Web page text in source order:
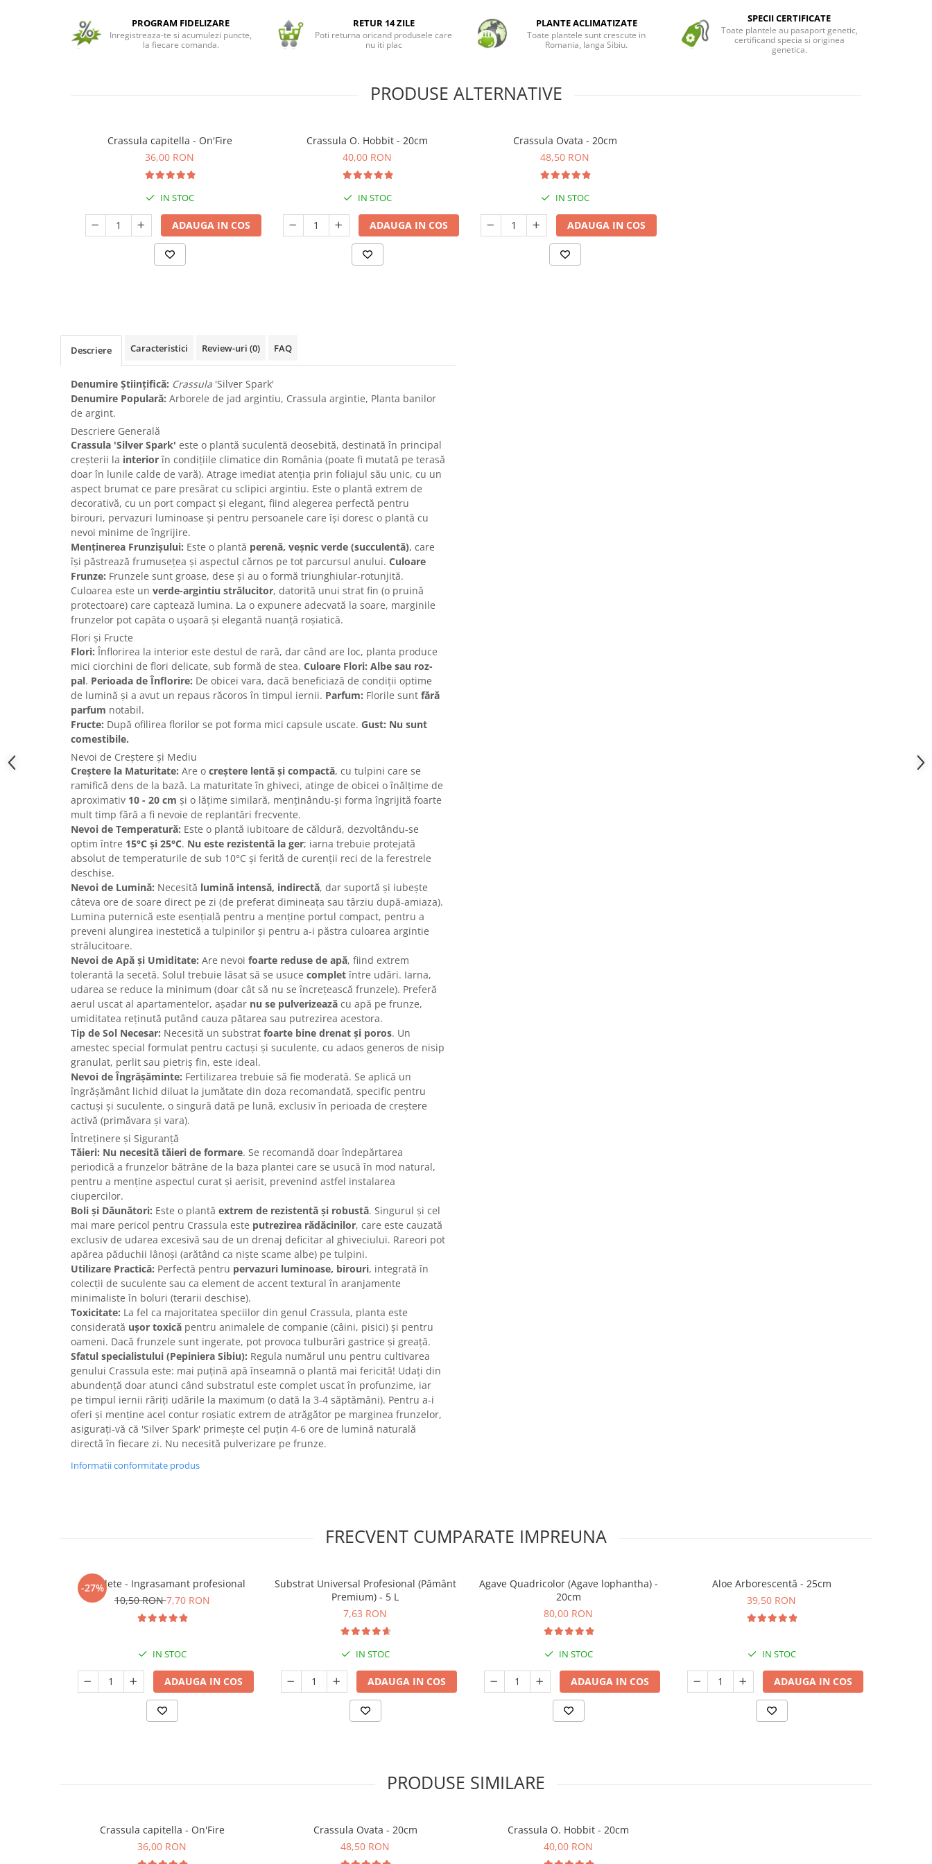
Seminte de Ierburi
Seminte de Legume/Fructe
PROGRAM FIDELIZARE
Inregistreaza-te si acumulezi puncte,
la fiecare comanda.
RETUR 14 ZILE
Poti returna oricand produsele care
nu iti plac
PLANTE ACLIMATIZATE
Toate plantele sunt crescute in
Romania, langa Sibiu.
SPECII CERTIFICATE
Toate plantele au pasaport genetic,
certificand specia si originea
genetica.
PRODUSE ALTERNATIVE
Crassula capitella - On'Fire
36,00 RON
IN STOC
ADAUGA IN COS
Crassula O. Hobbit - 20cm
40,00 RON
IN STOC
ADAUGA IN COS
Crassula Ovata - 20cm
48,50 RON
IN STOC
ADAUGA IN COS
Descriere Caracteristici Review-uri (0) FAQ
Denumire Științifică: Crassula 'Silver Spark'
Denumire Populară: Arborele de jad argintiu, Crassula argintie, Planta banilor
de argint.
Descriere Generală
Crassula 'Silver Spark' este o plantă suculentă deosebită, destinată în principal
creșterii la interiorîn condițiile climatice din România (poate fi mutată pe terasă
doar în lunile calde de vară). Atrage imediat atenția prin foliajul său unic, cu un
aspect brumat ce pare presărat cu sclipici argintiu. Este o plantă extrem de
decorativă, cu un port compact și elegant, fiind alegerea perfectă pentru
birouri, pervazuri luminoase și pentru persoanele care își doresc o plantă cu
nevoi minime de îngrijire.
Menținerea Frunzișului: Este o plantă perenă, veșnic verde (succulentă), care
își păstrează frumusețea și aspectul cărnos pe tot parcursul anului. Culoare
Frunze: Frunzele sunt groase, dese și au o formă triunghiular-rotunjită.
Culoarea este un verde-argintiu strălucitor, datorită unui strat fin (o pruină
protectoare) care captează lumina. La o expunere adecvată la soare, marginile
frunzelor pot capăta o ușoară și elegantă nuanță roșiatică.
Flori și Fructe
Flori: Înflorirea la interior este destul de rară, dar când are loc, planta produce
mici ciorchini de flori delicate, sub formă de stea. Culoare Flori: Albe sau roz-
pal. Perioada de Înflorire: De obicei vara, dacă beneficiază de condiții optime
de lumină și a avut un repaus răcoros în timpul iernii. Parfum: Florile sunt fără
parfum notabil.
Fructe: După ofilirea florilor se pot forma mici capsule uscate. Gust: Nu sunt
comestibile.
Nevoi de Creștere și Mediu
Creștere la Maturitate: Are o creștere lentă și compactă, cu tulpini care se
ramifică dens de la bază. La maturitate în ghiveci, atinge de obicei o înălțime de
aproximativ 10 - 20 cm și o lățime similară, menținându-și forma îngrijită foarte
mult timp fără a fi nevoie de replantări frecvente.
Nevoi de Temperatură: Este o plantă iubitoare de căldură, dezvoltându-se
optim între 15°C și 25°C. Nu este rezistentă la ger; iarna trebuie protejată
absolut de temperaturile de sub 10°C și ferită de curenții reci de la ferestrele
deschise.
Nevoi de Lumină: Necesită lumină intensă, indirectă, dar suportă și iubește
câteva ore de soare direct pe zi (de preferat dimineața sau târziu după-amiaza).
Lumina puternică este esențială pentru a menține portul compact, pentru a
preveni alungirea inestetică a tulpinilor și pentru a-i păstra culoarea argintie
strălucitoare.
Nevoi de Apă și Umiditate: Are nevoi foarte reduse de apă, fiind extrem
tolerantă la secetă. Solul trebuie lăsat să se usuce completîntre udări. Iarna,
udarea se reduce la minimum (doar cât să nu se încrețească frunzele). Preferă
aerul uscat al apartamentelor, așadar nu se pulverizează cu apă pe frunze,
umiditatea reținută putând cauza pătarea sau putrezirea acestora.
Tip de Sol Necesar: Necesită un substrat foarte bine drenat și poros. Un
amestec special formulat pentru cactuși și suculente, cu adaos generos de nisip
granulat, perlit sau pietriș fin, este ideal.
Nevoi de Îngrășăminte: Fertilizarea trebuie să fie moderată. Se aplică un
îngrășământ lichid diluat la jumătate din doza recomandată, specific pentru
cactuși și suculente, o singură dată pe lună, exclusiv în perioada de creștere
activă (primăvara și vara).
Întreținere și Siguranță
Tăieri: Nu necesită tăieri de formare. Se recomandă doar îndepărtarea
periodică a frunzelor bătrâne de la baza plantei care se usucă în mod natural,
pentru a menține aspectul curat și aerisit, prevenind astfel instalarea
ciupercilor.
Boli și Dăunători: Este o plantă extrem de rezistentă și robustă. Singurul și cel
mai mare pericol pentru Crassula este putrezirea rădăcinilor, care este cauzată
exclusiv de udarea excesivă sau de un drenaj deficitar al ghiveciului. Rareori pot
apărea păduchii lânoși (arătând ca niște scame albe) pe tulpini.
Utilizare Practică: Perfectă pentru pervazuri luminoase, birouri, integrată în
colecții de suculente sau ca element de accent textural în aranjamente
minimaliste în boluri (terarii deschise).
Toxicitate: La fel ca majoritatea speciilor din genul Crassula, planta este
considerată ușor toxică pentru animalele de companie (câini, pisici) și pentru
oameni. Dacă frunzele sunt ingerate, pot provoca tulburări gastrice și greață.
Sfatul specialistului (Pepiniera Sibiu): Regula numărul unu pentru cultivarea
genului Crassula este: mai puțină apă înseamnă o plantă mai fericită! Udați din
abundență doar atunci când substratul este complet uscat în profunzime, iar
pe timpul iernii răriți udările la maximum (o dată la 3-4 săptămâni). Pentru a-i
oferi și menține acel contur roșiatic extrem de atrăgător pe marginea frunzelor,
asigurați-vă că 'Silver Spark' primește cel puțin 4-6 ore de lumină naturală
directă în fiecare zi. Nu necesită pulverizare pe frunze.
Informatii conformitate produs
FRECVENT CUMPARATE IMPREUNA
-27%
5 Tablete - Ingrasamant profesional
10,50 RON7,70 RON
IN STOC
ADAUGA IN COS
Substrat Universal Profesional (Pământ
Premium) - 5 L
7,63 RON
IN STOC
ADAUGA IN COS
Agave Quadricolor (Agave lophantha) -
20cm
80,00 RON
IN STOC
ADAUGA IN COS
Aloe Arborescentă - 25cm
39,50 RON
IN STOC
ADAUGA IN COS
PRODUSE SIMILARE
Crassula capitella - On'Fire
36,00 RON
Crassula Ovata - 20cm
48,50 RON
Crassula O. Hobbit - 20cm
40,00 RON